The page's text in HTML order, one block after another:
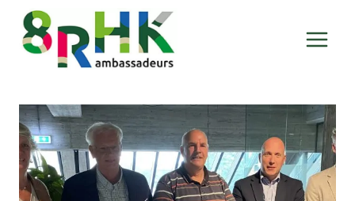
Doorgaan
naar
inhoud